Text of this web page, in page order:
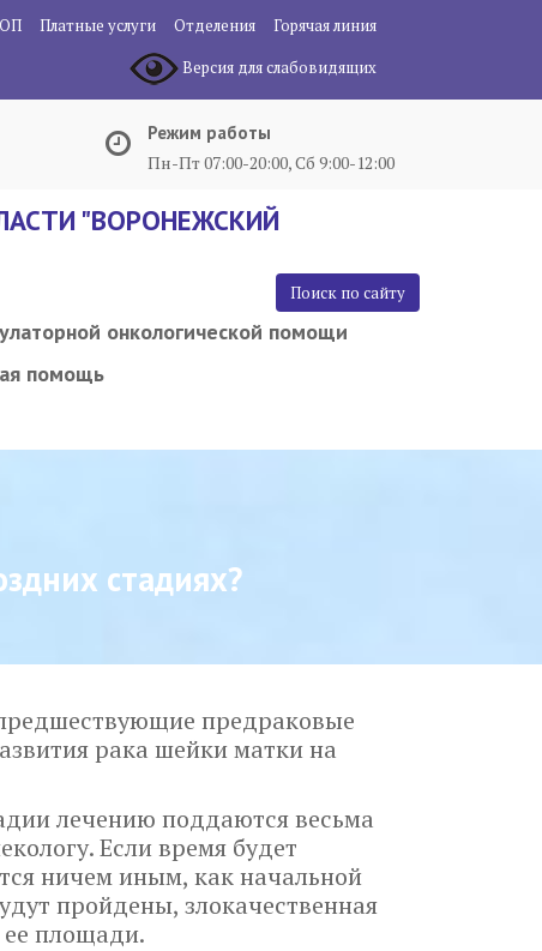
Платные услуги Отделения
Горячая линия
Версия для слабовидящих
Режим работы
Пн-Пт 07:00-20:00, Сб 9:00-12:00
"ВОРОНЕЖСКИЙ
Поиск по сайту
онкологической помощи
помощь
стадиях?
предраковые
рака шейки матки на
лечению поддаются весьма
Если время будет
ничем иным, как начальной
пройдены, злокачественная
ее площади.